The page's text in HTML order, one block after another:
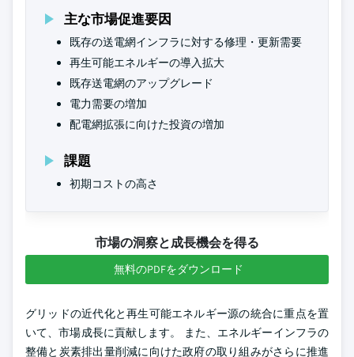
主な市場促進要因
既存の送電網インフラに対する修理・更新需要
再生可能エネルギーの導入拡大
既存送電網のアップグレード
電力需要の増加
配電網拡張に向けた投資の増加
課題
初期コストの高さ
市場の洞察と成長機会を得る
無料のPDFをダウンロード
グリッドの近代化と再生可能エネルギー源の統合に重点を置
いて、市場成長に貢献します。 また、エネルギーインフラの
整備と炭素排出量削減に向けた政府の取り組みがさらに推進